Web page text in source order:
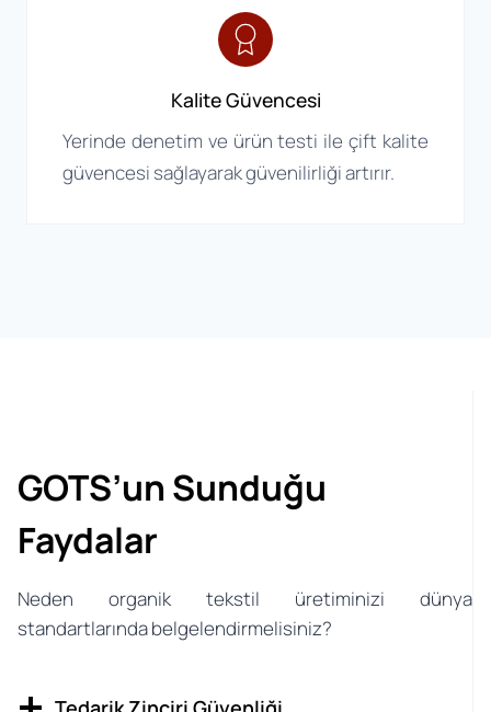
Kalite Güvencesi
Yerinde denetim ve ürün testi ile çift kalite
güvencesi sağlayarak güvenilirliği artırır.
GOTS’un Sunduğu
Faydalar
Neden organik tekstil üretiminizi dünya
standartlarında belgelendirmelisiniz?